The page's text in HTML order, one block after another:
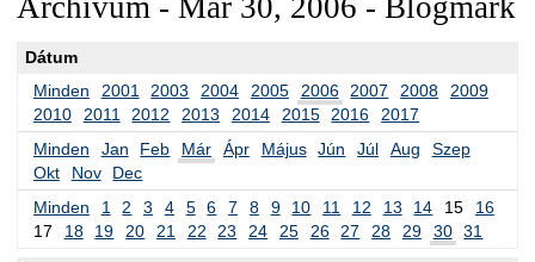
Archívum - Már 30, 2006 - Blogmark
Dátum
Minden
2001 2003 2004 2005 2006 2007 2008
2009
2010
2011 2012 2013 2014 2015 2016
2017
Minden
Jan Feb Már Ápr Május Jún Júl Aug
Szep
Okt
Nov
Dec
Minden
1 2 3 4 5 6 7 8 9 10 11 12 13 14 15
16
17
18 19 20 21 22 23 24 25 26 27 28 29 30 31